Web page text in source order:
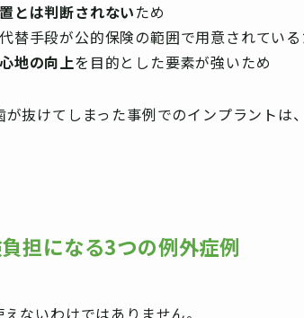
とは判断されないため
替手段が公的保険の範囲で用意されている
地の向上を目的とした要素が強いため
抜けてしまった事例でのインプラントは
担になる3つの例外症例
ないわけではありません。